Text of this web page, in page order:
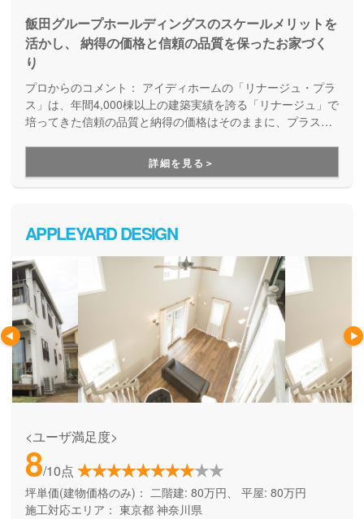
飯田グループホールディングスのスケールメリットを
活かし、 納得の価格と信頼の品質を保ったお家づく
り
プロからのコメント： アイディホームの「リナージュ・プラ
ス」は、年間4,000棟以上の建築実績を誇る「リナージュ」で
培ってきた信頼の品質と納得の価格はそのままに、プラスα
ることで、納得価格で世界にひとつの住まいが完成します。
詳細を見る＞
APPLEYARD DESIGN
<ユーザ満足度>
8/10点
坪単価(建物価格のみ)： 二階建: 80万円、 平屋: 80万円
施工対応エリア： 東京都 神奈川県